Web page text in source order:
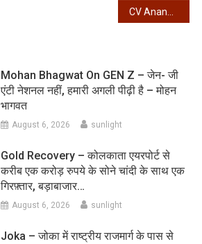
CV Ananda Bose – राज्यपाल पद से सीवी आनंद बोस का इस्तीफा, नए राज्यपाल…
Mohan Bhagwat On GEN Z – जेन- जी
एंटी नेशनल नहीं, हमारी अगली पीढ़ी है – मोहन
भागवत
August 6, 2026 sunlight
Gold Recovery – कोलकाता एयरपोर्ट से
करीब एक करोड़ रुपये के सोने चांदी के साथ एक
गिरफ़्तार, बड़ाबाजार…
August 6, 2026 sunlight
Joka – जोका में राष्ट्रीय राजमार्ग के पास से